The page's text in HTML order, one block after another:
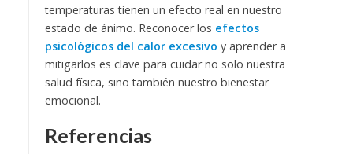
temperaturas tienen un efecto real en nuestro
estado de ánimo. Reconocer los efectos
psicológicos del calor excesivo y aprender a
mitigarlos es clave para cuidar no solo nuestra
salud física, sino también nuestro bienestar
emocional.
Referencias